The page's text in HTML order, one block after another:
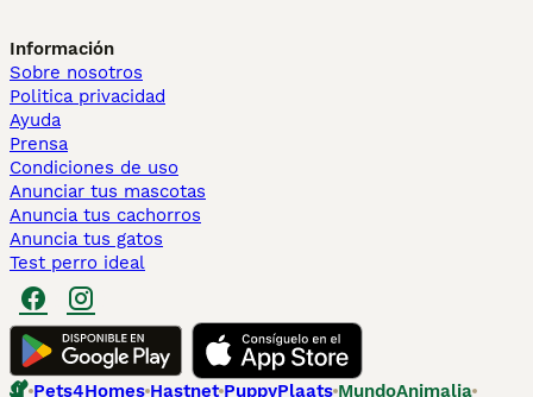
Información
Sobre nosotros
Politica privacidad
Ayuda
Prensa
Condiciones de uso
Anunciar tus mascotas
Anuncia tus cachorros
Anuncia tus gatos
Test perro ideal
Pets4Homes Hastnet PuppyPlaats MundoAnimalia